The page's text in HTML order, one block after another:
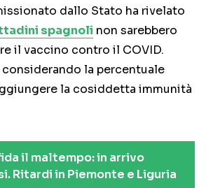
dallo Stato ha rivelato
spagnoli non sarebbero
il vaccino contro il COVID.
la percentuale
la cosiddetta immunità
il maltempo: in arrivo
Ritardi in Piemonte e Liguria